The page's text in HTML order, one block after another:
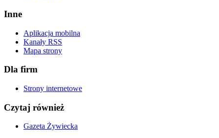
Inne
Aplikacja mobilna
Kanały RSS
Mapa strony
Dla firm
Strony internetowe
Czytaj również
Gazeta Żywiecka